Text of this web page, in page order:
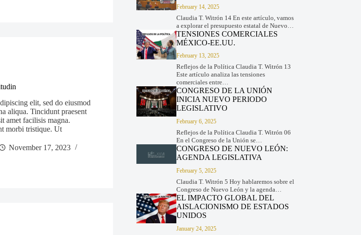
elit, sed do eiusmod
aliqua. Tincidunt praesent
amet facilisis magna.
morbi tristique. Ut
November 17, 2023
February 14, 2025
Claudia T. Witrón 14 En este artículo, vamos
a explorar el presupuesto estatal de Nuevo…
TENSIONES COMERCIALES
MÉXICO-EE.UU.
February 13, 2025
Reflejos de la Política Claudia T. Witrón 13
Este artículo analiza las tensiones
comerciales entre…
CONGRESO DE LA UNIÓN
INICIA NUEVO PERIODO
LEGISLATIVO
February 6, 2025
Reflejos de la Política Claudia T. Witrón 06
En el Congreso de la Unión se…
CONGRESO DE NUEVO LEÓN:
AGENDA LEGISLATIVA
February 5, 2025
Claudia T. Witrón 5 Hoy hablaremos sobre el
Congreso de Nuevo León y la agenda…
EL IMPACTO GLOBAL DEL
AISLACIONISMO DE ESTADOS
UNIDOS
January 24, 2025